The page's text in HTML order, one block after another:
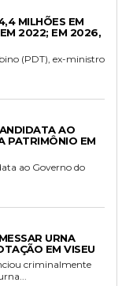
MILHÕES EM
EM 2022; EM 2026,
(PDT), ex-ministro
AO
PATRIMÔNIO EM
ao Governo do
URNA
EM VISEU
criminalmente